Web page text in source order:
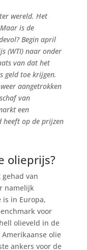
wereld. Het
is de
Begin april
(WTI) naar onder
van dat het
geld toe krijgen.
aangetrokken
van
een
heeft op de prijzen
olieprijs?
van
namelijk
in Europa,
voor
olieveld in de
olie
ankers voor de